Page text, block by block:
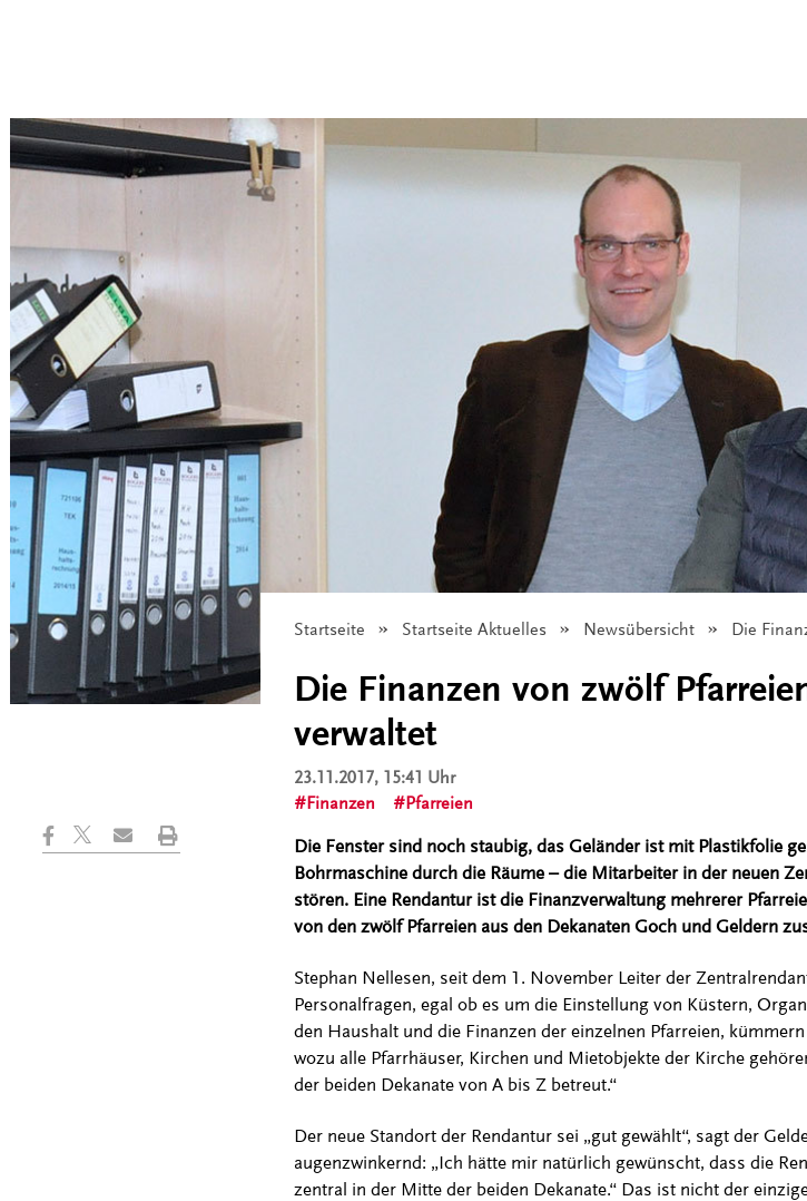
Startseite Startseite Aktuelles Newsübersicht Die
Die Finanzen von zwölf
verwaltet
23.11.2017, 15:41 Uhr
Finanzen
Pfarreien
Die Fenster sind noch staubig, das Geländer ist mit Plastikfolie
Bohrmaschine durch die Räume – die Mitarbeiter in der neuen
stören. Eine Rendantur ist die Finanzverwaltung mehrerer
von den zwölf Pfarreien aus den Dekanaten Goch und Geldern
Stephan Nellesen, seit dem 1. November Leiter der
Personalfragen, egal ob es um die Einstellung von Küstern,
den Haushalt und die Finanzen der einzelnen Pfarreien,
wozu alle Pfarrhäuser, Kirchen und Mietobjekte der Kirche
der beiden Dekanate von A bis Z betreut.“
Der neue Standort der Rendantur sei „gut gewählt“, sagt der
augenzwinkernd: „Ich hätte mir natürlich gewünscht, dass die
zentral in der Mitte der beiden Dekanate.“ Das ist nicht der